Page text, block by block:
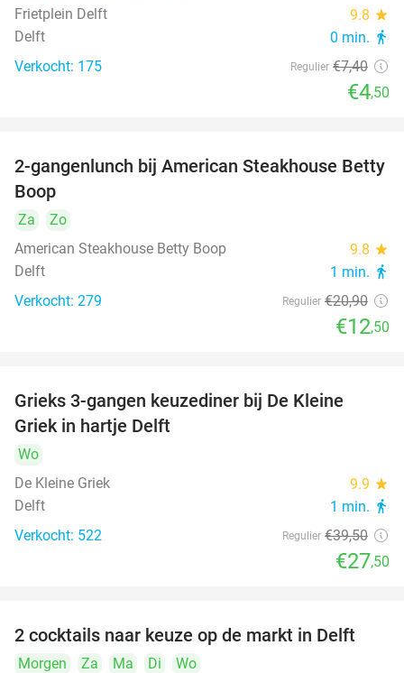
Frietplein Delft
9.8 star
Delft 0 min. directions_walk
Verkocht: 175 Regulier €7,40
€4,50
40%
2-gangenlunch bij American Steakhouse Betty
Boop
Za
Zo
American Steakhouse Betty Boop
9.8 star
Delft 1 min. directions_walk
Verkocht: 279 Regulier €20,90
€12,50
Grieks 3-gangen keuzediner bij De Kleine
Griek in hartje Delft
Wo
De Kleine Griek
9.9 star
Delft 1 min. directions_walk
Verkocht: 522 Regulier €39,50
€27,50
50%
2 cocktails naar keuze op de markt in Delft
Morgen Za Ma Di
Wo